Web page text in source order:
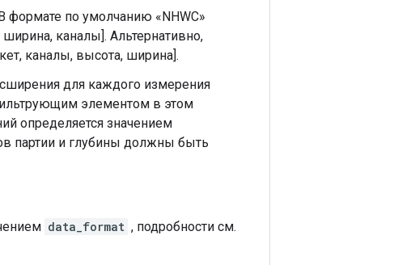
по умолчанию «NHWC»
каналы]. Альтернативно,
каналы, высота, ширина].
для каждого измерения
элементом в этом
определяется значением
партии и глубины должны быть
data_format , подробности см.